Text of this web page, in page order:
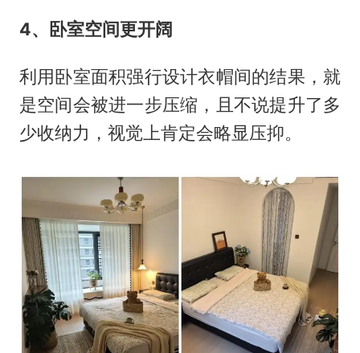
4、卧室空间更开阔
利用卧室面积强行设计衣帽间的结果，就
是空间会被进一步压缩，且不说提升了多
少收纳力，视觉上肯定会略显压抑。